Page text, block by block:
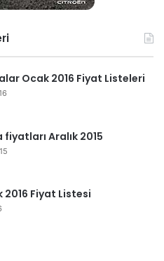
Ocak 2016 Fiyat Listeleri
fiyatları Aralık 2015
2016 Fiyat Listesi